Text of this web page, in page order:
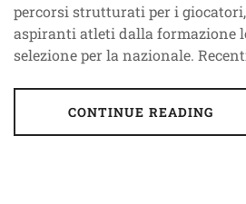
percorsi strutturati per i
aspiranti atleti dalla formazione
selezione per la nazionale.
CONTINUE READING